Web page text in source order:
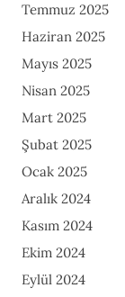
Temmuz 2025
Haziran 2025
Mayıs 2025
Nisan 2025
Mart 2025
Şubat 2025
Ocak 2025
Aralık 2024
Kasım 2024
Ekim 2024
Eylül 2024